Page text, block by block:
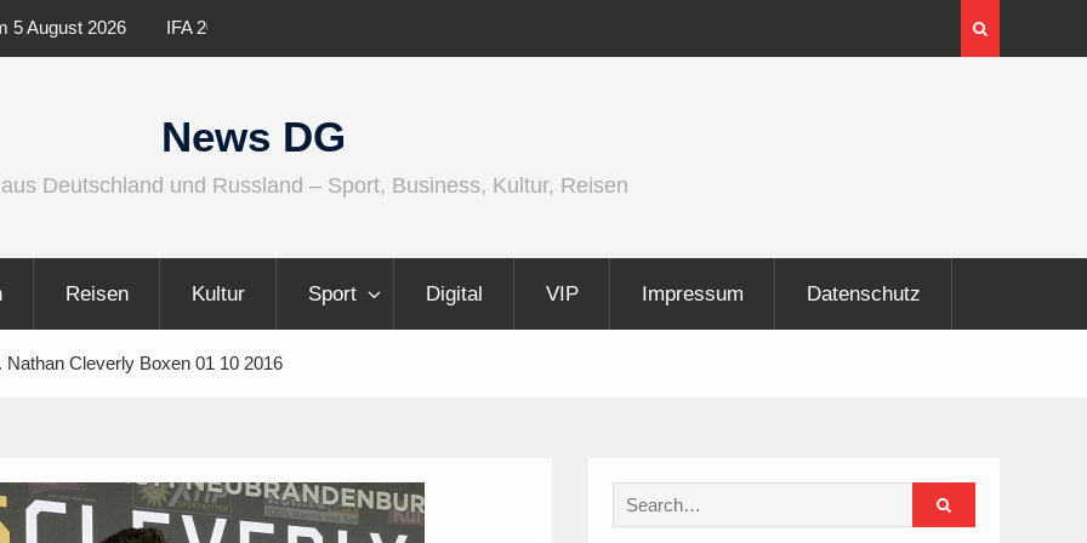
und
InnoTrans 2026 zeigt Technologien für die
Elektrifizierung der Schiene
News DG
Deutschland und Russland – Sport, Business, Kultur, Reisen
Reisen Kultur Sport Digital VIP Impressum Datenschutz
Cleverly Boxen 01 10 2016
Search
for: